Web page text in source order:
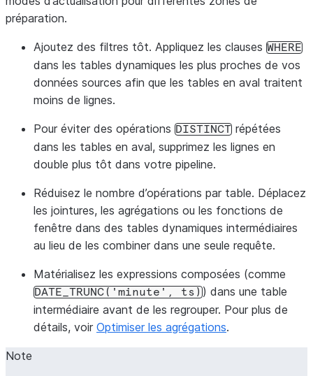
préparation.
Ajoutez des filtres tôt. Appliquez les clauses WHERE
dans les tables dynamiques les plus proches de vos
données sources afin que les tables en aval traitent
moins de lignes.
Pour éviter des opérations DISTINCT répétées
dans les tables en aval, supprimez les lignes en
double plus tôt dans votre pipeline.
Réduisez le nombre d’opérations par table. Déplacez
les jointures, les agrégations ou les fonctions de
fenêtre dans des tables dynamiques intermédiaires
au lieu de les combiner dans une seule requête.
Matérialisez les expressions composées (comme
DATE_TRUNC('minute', ts)) dans une table
intermédiaire avant de les regrouper. Pour plus de
détails, voir Optimiser les agrégations.
Note